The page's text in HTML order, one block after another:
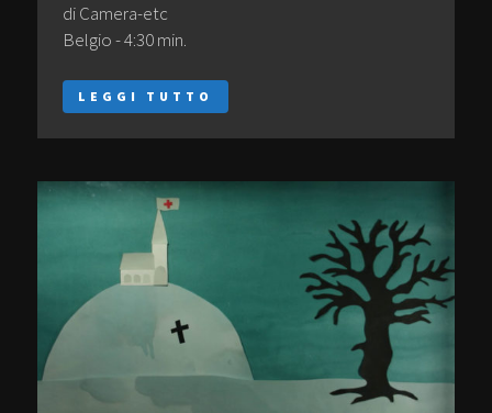
di Camera-etc
Belgio - 4:30 min.
LEGGI TUTTO